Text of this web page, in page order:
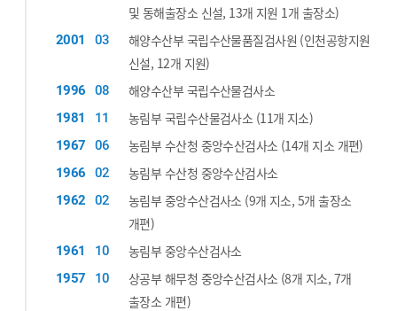
및 동해출장소 신설, 13개 지원 1개 출장소)
2001 03
해양수산부 국립수산물품질검사원 (인천공항지원
신설, 12개 지원)
1996 08 해양수산부 국립수산물검사소
1981 11 농림부 국립수산물검사소 (11개 지소)
1967 06 농림부 수산청 중앙수산검사소 (14개 지소 개편)
1966 02 농림부 수산청 중앙수산검사소
1962 02
농림부 중앙수산검사소 (9개 지소, 5개 출장소
개편)
1961 10 농림부 중앙수산검사소
1957 10
상공부 해무청 중앙수산검사소 (8개 지소, 7개
출장소 개편)